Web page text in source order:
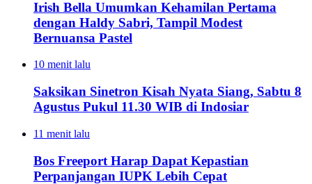
Irish Bella Umumkan Kehamilan Pertama
dengan Haldy Sabri, Tampil Modest
Bernuansa Pastel
10 menit lalu
Saksikan Sinetron Kisah Nyata Siang, Sabtu 8
Agustus Pukul 11.30 WIB di Indosiar
11 menit lalu
Bos Freeport Harap Dapat Kepastian
Perpanjangan IUPK Lebih Cepat